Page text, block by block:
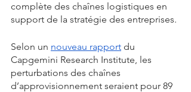
complète des chaînes logistiques en
support de la stratégie des entreprises.
Selon un nouveau rapport du
Capgemini Research Institute, les
perturbations des chaînes
d’approvisionnement seraient pour 89